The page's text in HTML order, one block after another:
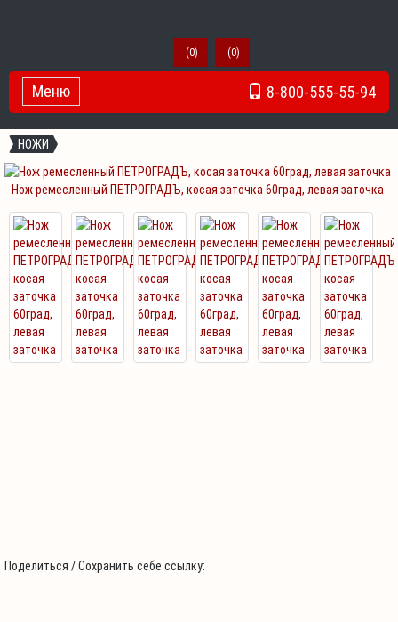
(0) (0)
8-800-555-55-94
Toggle Navigation
Меню
НОЖИ
Нож ремесленный ПЕТРОГРАДЪ, косая заточка 60град, левая заточка
Поделиться / Сохранить себе ссылку: